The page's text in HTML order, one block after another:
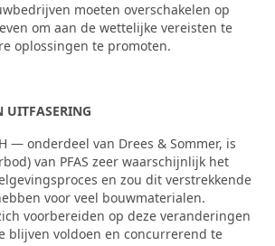
moeten overschakelen op
om aan de wettelijke vereisten te
oplossingen te promoten.
UITFASERING
— onderdeel van Drees & Sommer, is
van PFAS zeer waarschijnlijk het
en zou dit verstrekkende
voor veel bouwmaterialen.
voorbereiden op deze veranderingen
blijven voldoen en concurrerend te